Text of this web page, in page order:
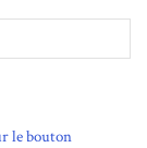
le bouton